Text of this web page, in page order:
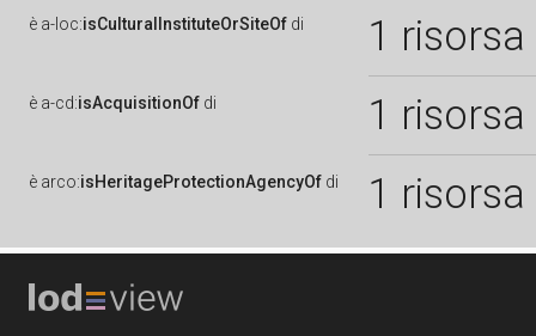
è a-loc:isCulturalInstituteOrSiteOf di 1 risorsa
è a-cd:isAcquisitionOf di 1 risorsa
è arco:isHeritageProtectionAgencyOf di 1 risorsa